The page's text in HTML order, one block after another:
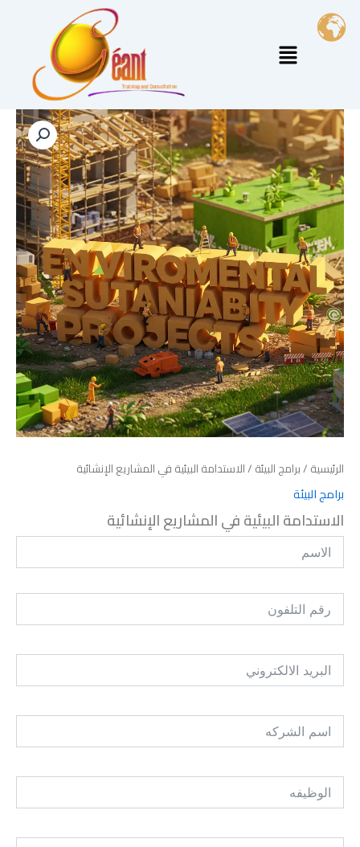
تخطي
المحتوى
القائمة
الرئيسية /برامج البيئة / الاستدامة البيئية في المشاريع الإنشائية
برامج البيئة
الاستدامة البيئية في المشاريع الإنشائية